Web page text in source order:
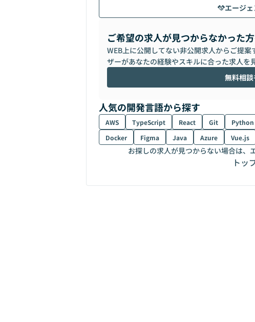
エージ
ご希望の求人が見つからなかった
WEB上に公開してない非公開求人からご提
ザーがあなたの経験やスキルに合った求人を
無料相
人気の開発言語から探す
AWS TypeScript React Git Python
Docker
Figma Java Azure Vue.js
お探しの求人が見つからない場合は、
トッ